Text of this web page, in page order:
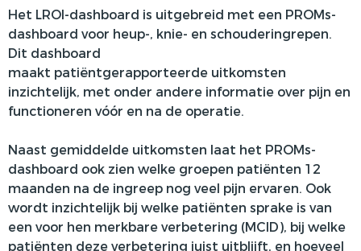
Het LROI-dashboard is uitgebreid met een PROMs-
dashboard voor heup-, knie- en schouderingrepen.
Dit dashboard
maakt patiëntgerapporteerde uitkomsten
inzichtelijk, met onder andere informatie over pijn en
functioneren vóór en na de operatie.
Naast gemiddelde uitkomsten laat het PROMs-
dashboard ook zien welke groepen patiënten 12
maanden na de ingreep nog veel pijn ervaren. Ook
wordt inzichtelijk bij welke patiënten sprake is van
een voor hen merkbare verbetering (MCID), bij welke
patiënten deze verbetering juist uitblijft, en hoeveel